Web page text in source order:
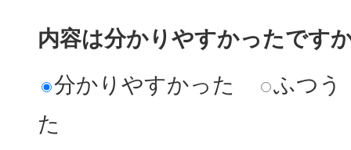
内容は分かりやすかったです
分かりやすかった
ふつう
た